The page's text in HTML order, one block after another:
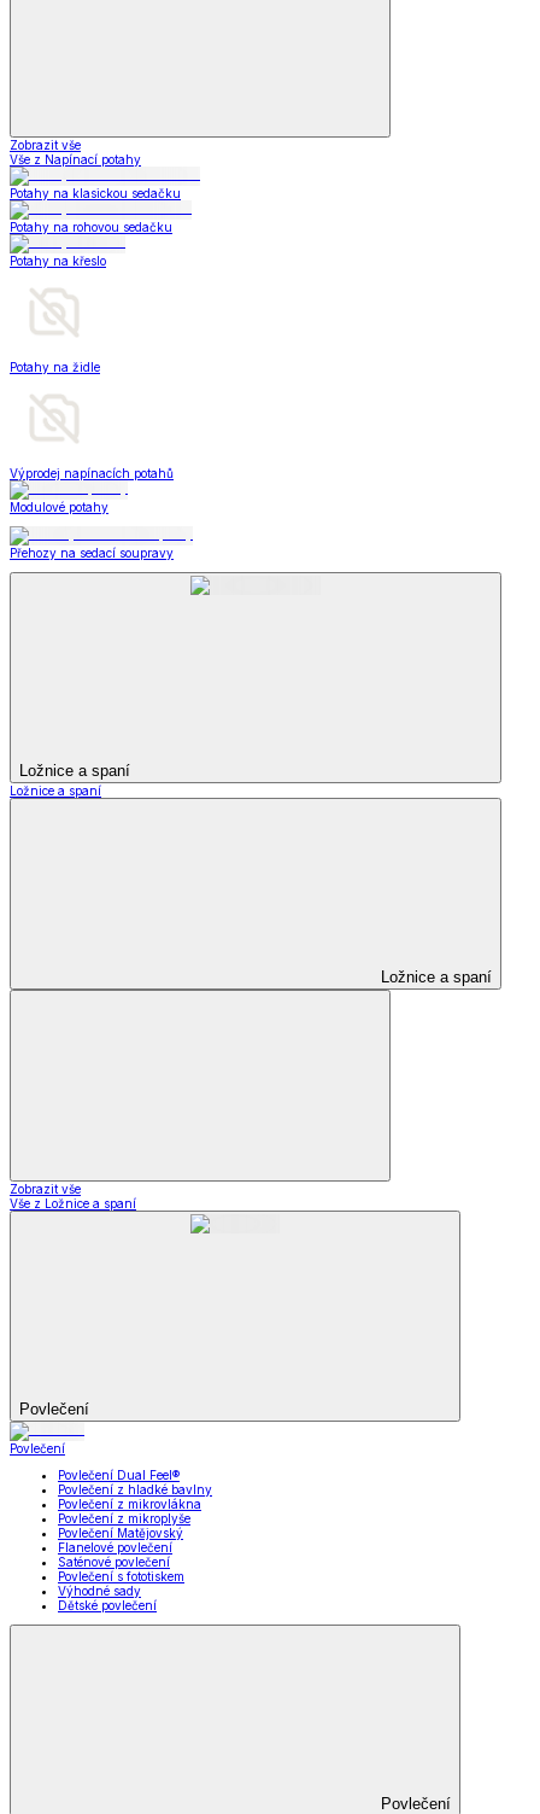
Zobrazit vše
Vše z Napínací potahy
Potahy na klasickou sedačku
Potahy na rohovou sedačku
Potahy na křeslo
Potahy na židle
Výprodej napínacích potahů
Modulové potahy
Přehozy na sedací soupravy
Ložnice a spaní
Ložnice a spaní
Ložnice a spaní
Zobrazit vše
Vše z Ložnice a spaní
Povlečení
Povlečení
Povlečení Dual Feel®
Povlečení z hladké bavlny
Povlečení z mikrovlákna
Povlečení z mikroplyše
Povlečení Matějovský
Flanelové povlečení
Saténové povlečení
Povlečení s fototiskem
Výhodné sady
Dětské povlečení
Povlečení